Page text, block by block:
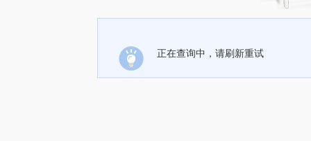
正在查询中，请刷新重试